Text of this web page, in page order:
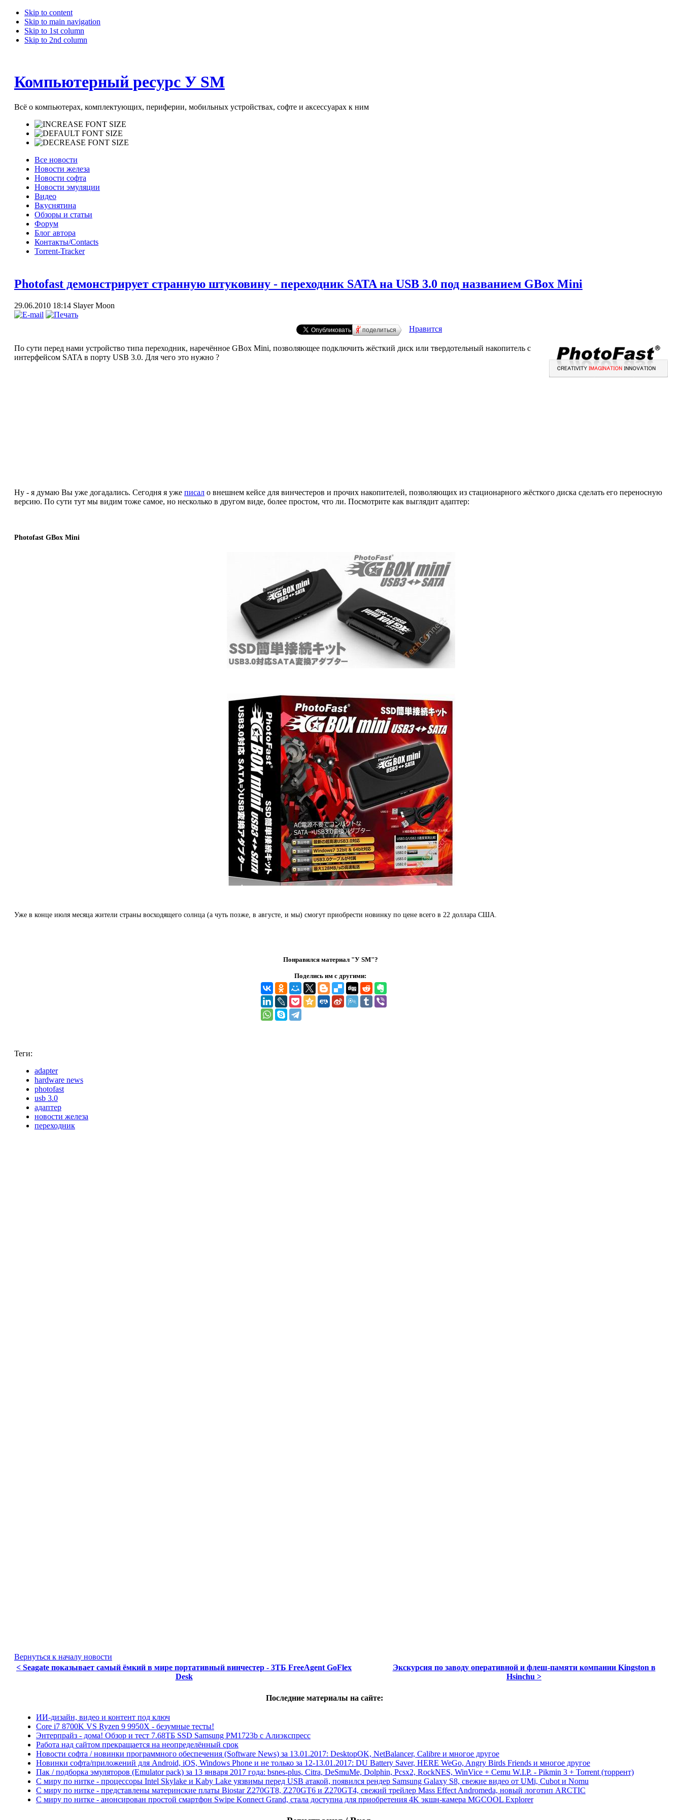
Skip to content
Skip to main navigation
Skip to 1st column
Skip to 2nd column
Компьютерный ресурс У SM
Всё о компьютерах, комплектующих, периферии, мобильных устройствах, софте и аксессуарах к ним
Все новости
Новости железа
Новости софта
Новости эмуляции
Видео
Вкуснятина
Обзоры и статьи
Форум
Блог автора
Контакты/Contacts
Torrent-Tracker
Photofast демонстрирует странную штуковину - переходник SATA на USB 3.0 под названием GBox Mini
29.06.2010 18:14 Slayer Moon
поделиться Нравится
По сути перед нами устройство типа переходник, наречённое GBox Mini, позволяющее подключить жёсткий диск или твердотельный накопитель с
интерфейсом SATA в порту USB 3.0. Для чего это нужно ?
Ну - я думаю Вы уже догадались. Сегодня я уже писало внешнем кейсе для винчестеров и прочих накопителей, позволяющих из стационарного жёсткого диска сделать его переносную
версию. По сути тут мы видим тоже самое, но несколько в другом виде, более простом, что ли. Посмотрите как выглядит адаптер:
Photofast GBox Mini
Уже в конце июля месяца жители страны восходящего солнца (а чуть позже, в августе, и мы) смогут приобрести новинку по цене всего в 22 доллара США.
Понравился материал "У SM"?
Поделись им с другими:
Теги:
adapter
hardware news
photofast
usb 3.0
адаптер
новости железа
переходник
Вернуться к началу новости
< Seagate показывает самый ёмкий в мире портативный винчестер - 3ТБ FreeAgent GoFlex
Desk
Экскурсия по заводу оперативной и флеш-памяти компании Kingston в
Hsinchu >
Последние материалы на сайте:
ИИ-дизайн, видео и контент под ключ
Core i7 8700K VS Ryzen 9 9950X - безумные тесты!
Энтерпрайз - дома! Обзор и тест 7.68ТБ SSD Samsung PM1723b с Алиэкспресс
Работа над сайтом прекращается на неопределённый срок
Новости софта / новинки программного обеспечения (Software News) за 13.01.2017: DesktopOK, NetBalancer, Calibre и многое другое
Новинки софта/приложений для Android, iOS, Windows Phone и не только за 12-13.01.2017: DU Battery Saver, HERE WeGo, Angry Birds Friends и многое другое
Пак / подборка эмуляторов (Emulator pack) за 13 января 2017 года: bsnes-plus, Citra, DeSmuMe, Dolphin, Pcsx2, RockNES, WinVice + Cemu W.I.P. - Pikmin 3 + Torrent (торрент)
С миру по нитке - процессоры Intel Skylake и Kaby Lake уязвимы перед USB атакой, появился рендер Samsung Galaxy S8, свежие видео от UMi, Cubot и Nomu
С миру по нитке - представлены материнские платы Biostar Z270GT8, Z270GT6 и Z270GT4, свежий трейлер Mass Effect Andromeda, новый логотип ARCTIC
С миру по нитке - анонсирован простой смартфон Swipe Konnect Grand, стала доступна для приобретения 4K экшн-камера MGCOOL Explorer